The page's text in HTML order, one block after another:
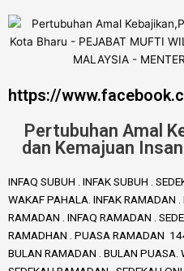
https://
Pertubuhan Amal
dan Kemajuan
INFAQ SUBUH . INFAK SUBUH .
WAKAF PAHALA. INFAK RAMADAN .
RAMADAN . INFAQ RAMADAN .
RAMADHAN . PUASA RAMADAN
BULAN RAMADAN . BULAN PUASA.